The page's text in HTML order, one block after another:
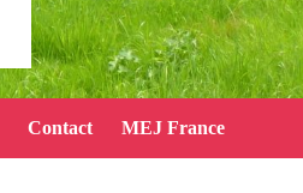
Contact MEJ France